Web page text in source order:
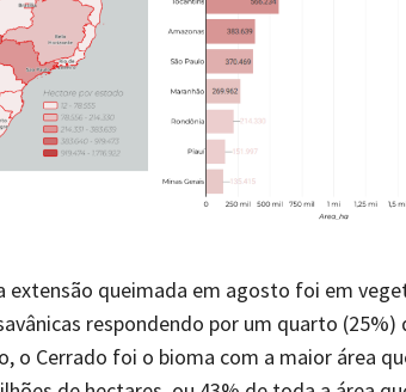
extensão queimada em agosto foi em
respondendo por um quarto (25%)
o Cerrado foi o bioma com a maior área